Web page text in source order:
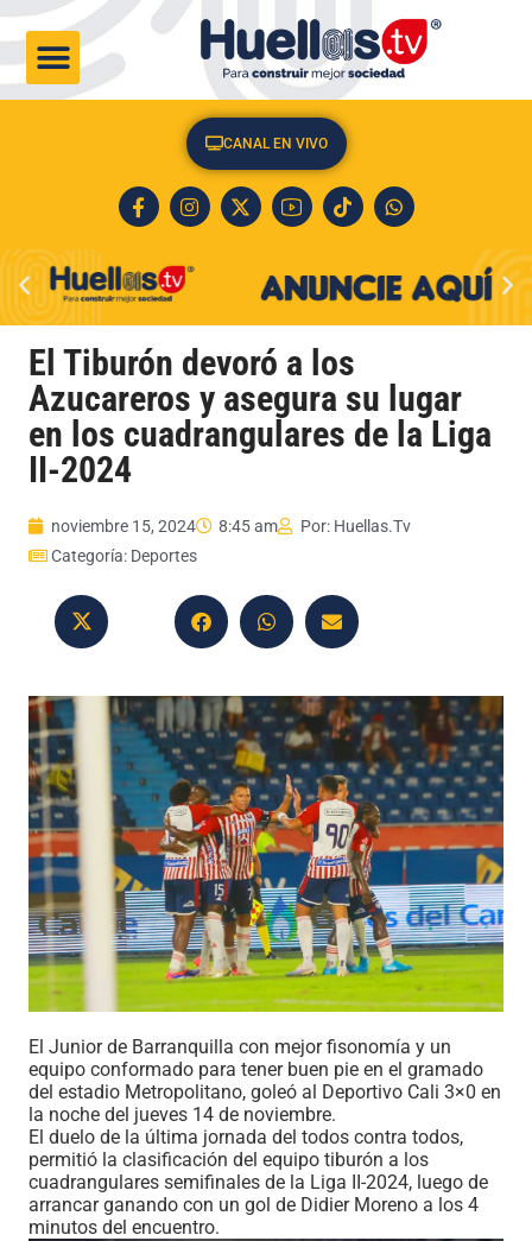
CANAL EN VIVO
El Tiburón devoró a los
Azucareros y asegura su lugar
en los cuadrangulares de la Liga
II-2024
noviembre 15, 2024 8:45 am Por: Huellas.Tv
Categoría: Deportes
El Junior de Barranquilla con mejor fisonomía y un
equipo conformado para tener buen pie en el gramado
del estadio Metropolitano, goleó al Deportivo Cali 3×0 en
la noche del jueves 14 de noviembre.
El duelo de la última jornada del todos contra todos,
permitió la clasificación del equipo tiburón a los
cuadrangulares semifinales de la Liga II-2024, luego de
arrancar ganando con un gol de Didier Moreno a los 4
minutos del encuentro.